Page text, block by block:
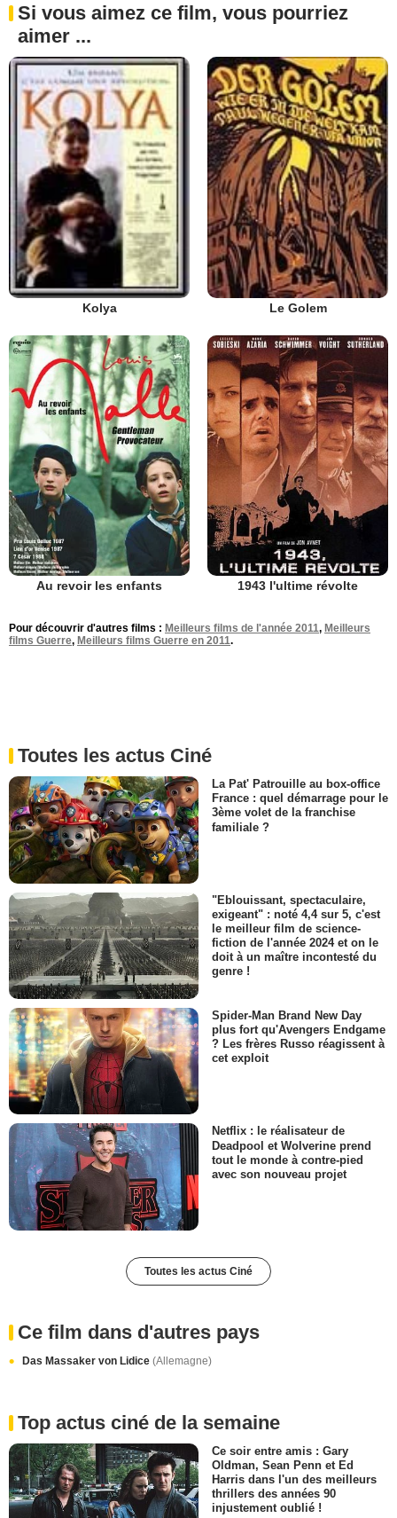
Si vous aimez ce film, vous pourriez
aimer ...
Kolya Le Golem
Au revoir les enfants 1943 l'ultime révolte
Pour découvrir d'autres films : Meilleurs films de l'année 2011, Meilleurs
films Guerre, Meilleurs films Guerre en 2011.
Toutes les actus Ciné
La Pat' Patrouille au box-office
France : quel démarrage pour le
3ème volet de la franchise
familiale ?
"Eblouissant, spectaculaire,
exigeant" : noté 4,4 sur 5, c'est
le meilleur film de science-
fiction de l'année 2024 et on le
doit à un maître incontesté du
genre !
Spider-Man Brand New Day
plus fort qu'Avengers Endgame
? Les frères Russo réagissent à
cet exploit
Netflix : le réalisateur de
Deadpool et Wolverine prend
tout le monde à contre-pied
avec son nouveau projet
Toutes les actus Ciné
Ce film dans d'autres pays
Das Massaker von Lidice (Allemagne)
Top actus ciné de la semaine
Ce soir entre amis : Gary
Oldman, Sean Penn et Ed
Harris dans l'un des meilleurs
thrillers des années 90
injustement oublié !